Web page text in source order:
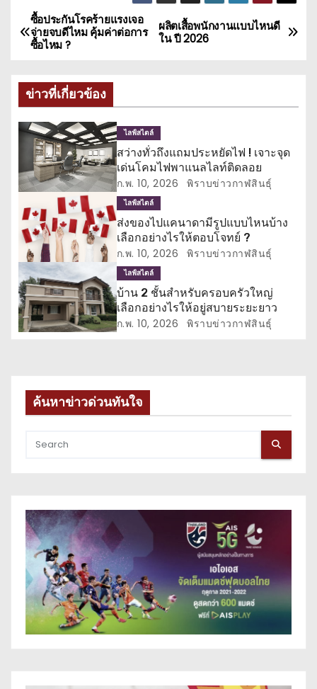
แ
น
ะ
แ
น
ว
เ
รื่
อ
ง
ผลิตเสื้อพนักงานแบบไหนดี
ใน ปี 2026
ซื้อประกันโรคร้ายแรงเจอ
จ่ายจบดีไหม คุ้มค่าต่อการ
ซื้อไหม ?
ข่าวที่เกี่ยวข้อง
ไลฟ์สไตล์
สว่างทั่วถึงแถมประหยัดไฟ ! เจาะจุด
เด่นโคมไฟพาแนลไลท์ติดลอย
ก.พ. 10, 2026 พิราบข่าวกาฬสินธุ์
ไลฟ์สไตล์
ส่งของไปแคนาดามีรูปแบบไหนบ้าง
เลือกอย่างไรให้ตอบโจทย์ ?
ก.พ. 10, 2026 พิราบข่าวกาฬสินธุ์
ไลฟ์สไตล์
บ้าน 2 ชั้นสำหรับครอบครัวใหญ่
เลือกอย่างไรให้อยู่สบายระยะยาว
ก.พ. 10, 2026 พิราบข่าวกาฬสินธุ์
ค้นหาข่าวด่วนทันใจ